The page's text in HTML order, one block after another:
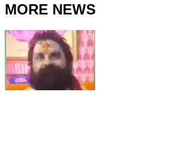
MORE NEWS